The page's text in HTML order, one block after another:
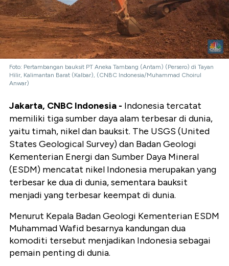
Foto: Pertambangan bauksit PT Aneka Tambang (Antam)‎ (Persero) di Tayan
Hilir, Kalimantan Barat (Kalbar), (CNBC Indonesia/Muhammad Choirul
Anwar)
Jakarta, CNBC Indonesia - Indonesia tercatat
memiliki tiga sumber daya alam terbesar di dunia,
yaitu timah, nikel dan bauksit. The USGS (United
States Geological Survey) dan Badan Geologi
Kementerian Energi dan Sumber Daya Mineral
(ESDM) mencatat nikel Indonesia merupakan yang
terbesar ke dua di dunia, sementara bauksit
menjadi yang terbesar keempat di dunia.
Menurut Kepala Badan Geologi Kementerian ESDM
Muhammad Wafid besarnya kandungan dua
komoditi tersebut menjadikan Indonesia sebagai
pemain penting di dunia.